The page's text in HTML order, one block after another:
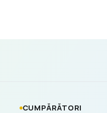
CUMPĂRĂTORI